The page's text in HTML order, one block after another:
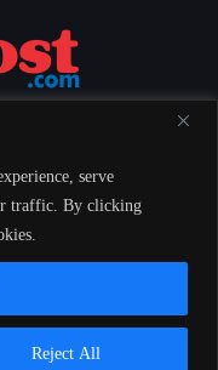
serve
traffic. By clicking
Reject All
cipta dilindungi undang-